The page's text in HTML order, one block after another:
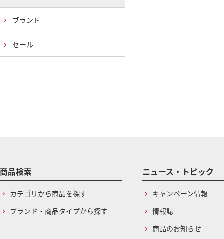
ブランド
セール
商品検索
カテゴリから商品を探す
ブランド・商品タイプから探す
ニュース・トピック
キャンペーン情報
情報誌
商品のお知らせ